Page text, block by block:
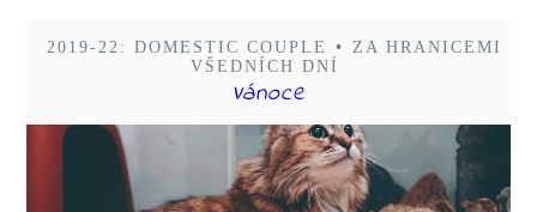
2019-22: DOMESTIC COUPLE •
ZA HRANICEMI
VŠEDNÍCH DNÍ
Vánoce